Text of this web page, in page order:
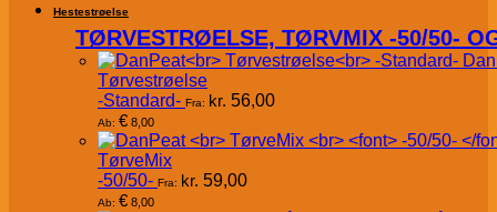
Hestestrøelse
TØRVESTRØELSE, TØRVMIX -50/50-
Tørvestrøelse
-Standard- Fra: kr. 56,00
Ab: € 8,00
TørveMix
-50/50- Fra: kr. 59,00
Ab: € 8,00